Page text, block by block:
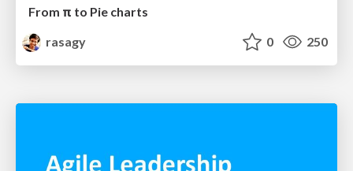
From π to Pie charts
rasagy
0 250